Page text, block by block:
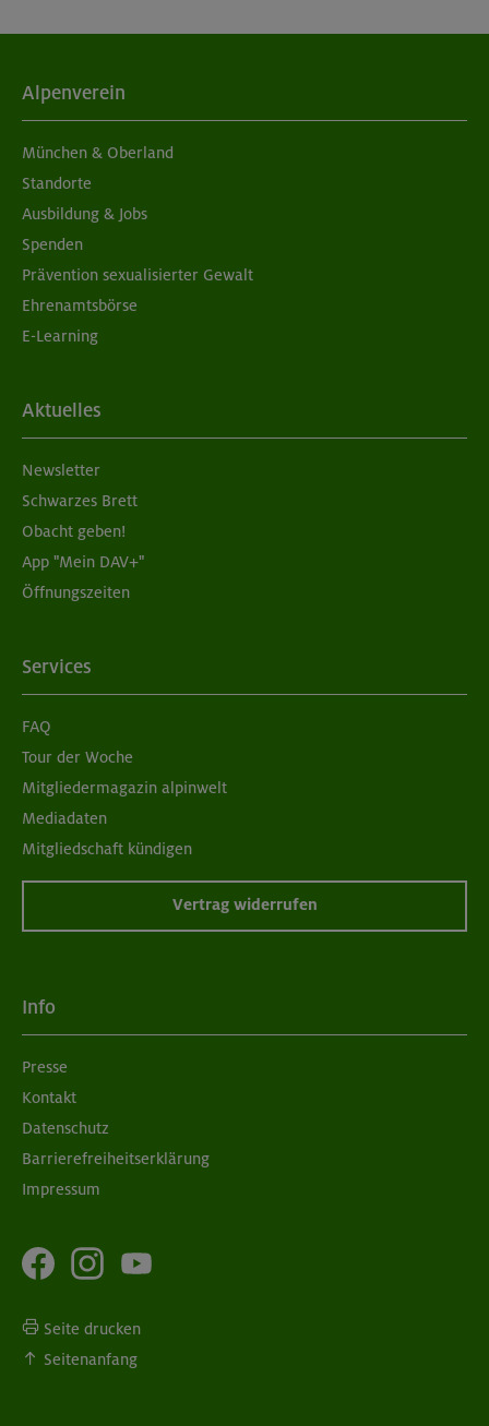
Alpenverein
München & Oberland
Standorte
Ausbildung & Jobs
Spenden
Prävention sexualisierter Gewalt
Ehrenamtsbörse
E-Learning
Aktuelles
Newsletter
Schwarzes Brett
Obacht geben!
App "Mein DAV+"
Öffnungszeiten
Services
FAQ
Tour der Woche
Mitgliedermagazin alpinwelt
Mediadaten
Mitgliedschaft kündigen
Vertrag widerrufen
Info
Presse
Kontakt
Datenschutz
Barrierefreiheitserklärung
Impressum
Seite drucken
Seitenanfang